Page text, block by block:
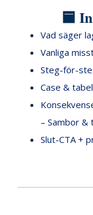
🟦
Vad säger
Vanliga
Steg-för-
Case &
– Sambor
Slut-CTA +